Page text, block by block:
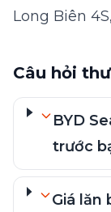
Long Biên
Câu hỏi
BYD
trước
Giá lăn